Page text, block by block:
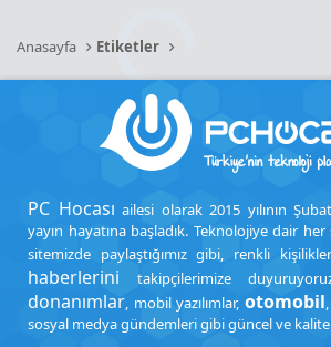
Anasayfa Etiketler
PC Hocası ailesi olarak 2015 yılının
yayın hayatına başladık. Teknolojiye dair
sitemizde paylaştığımız gibi, renkli
haberlerini takipçilerimize
donanımlar, mobil yazılımlar, otomobil
sosyal medya gündemleri gibi güncel ve